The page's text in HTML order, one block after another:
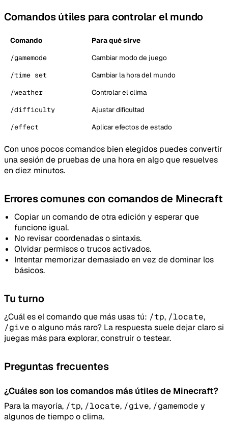
Comandos útiles para controlar el mundo
Comando
Para qué sirve
/gamemode
Cambiar modo de juego
/time set
Cambiar la hora del mundo
/weather
Controlar el clima
/difficulty
Ajustar dificultad
/effect
Aplicar efectos de estado
Con unos pocos comandos bien elegidos puedes convertir
una sesión de pruebas de una hora en algo que resuelves
en diez minutos.
Errores comunes con comandos de Minecraft
Copiar un comando de otra edición y esperar que
funcione igual.
No revisar coordenadas o sintaxis.
Olvidar permisos o trucos activados.
Intentar memorizar demasiado en vez de dominar los
básicos.
Tu turno
¿Cuál es el comando que más usas tú: /tp, /locate,
/give o alguno más raro? La respuesta suele dejar claro si
juegas más para explorar, construir o testear.
Preguntas frecuentes
¿Cuáles son los comandos más útiles de Minecraft?
Para la mayoría, /tp, /locate, /give, /gamemode y
algunos de tiempo o clima.